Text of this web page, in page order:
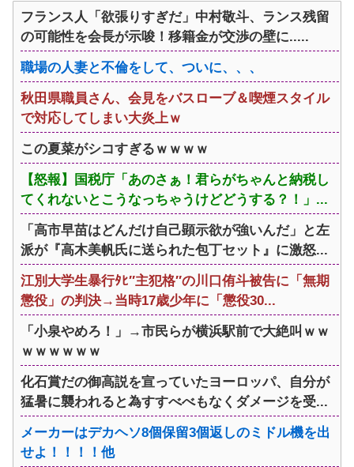
フランス人「欲張りすぎだ」中村敬斗、ランス残留
の可能性を会長が示唆！移籍金が交渉の壁に.....
職場の人妻と不倫をして、ついに、、、
秋田県職員さん、会見をバスローブ＆喫煙スタイル
で対応してしまい大炎上ｗ
この夏菜がシコすぎるｗｗｗｗ
【怒報】国税庁「あのさぁ！君らがちゃんと納税し
てくれないとこうなっちゃうけどどうする？！」...
「高市早苗はどんだけ自己顕示欲が強いんだ」と左
派が『高木美帆氏に送られた包丁セット』に激怒...
江別大学生暴行ﾀﾋ″主犯格″の川口侑斗被告に「無期
懲役」の判決→当時17歳少年に「懲役30...
「小泉やめろ！」→市民らが横浜駅前で大絶叫ｗｗ
ｗｗｗｗｗｗ
化石賞だの御高説を宣っていたヨーロッパ、自分が
猛暑に襲われると為すすべべもなくダメージを受...
メーカーはデカヘソ8個保留3個返しのミドル機を出
せよ！！！！他